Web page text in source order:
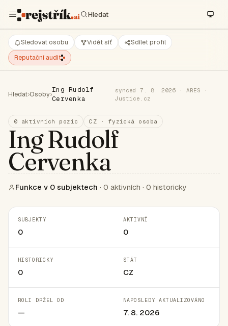
Sledovat osobu Vidět síť
Sdílet profil
Reputační audit
Hledat›Osoby›
Ing Rudolf
Cervenka
synced 7. 8. 2026 · ARES ·
Justice.cz
0 aktivních pozic CZ · fyzická osoba
Ing Rudolf
Cervenka
Funkce v 0 subjektech · 0 aktivních · 0 historicky
SUBJEKTY
0
AKTIVNÍ
0
HISTORICKY
0
STÁT
CZ
ROLI DRŽEL OD
—
NAPOSLEDY AKTUALIZOVÁNO
7. 8. 2026